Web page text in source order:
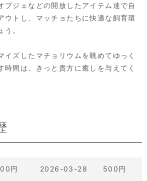
ブジェなどの開放したアイテム達で自
ウトし、マッチョたちに快適な飼育環
。
イズしたマチョリウムを眺めてゆっく
時間は、きっと貴方に癒しを与えてく
円 2026-03-28 500円